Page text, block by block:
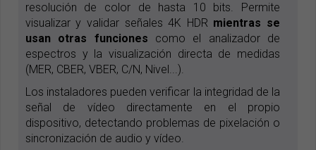
resolución de color de hasta 10 bits. Permite
visualizar y validar señales 4K HDR mientras se
usan otras funciones como el analizador de
espectros y la visualización directa de medidas
(MER, CBER, VBER, C/N, Nivel...).
Los instaladores pueden verificar la integridad de la
señal de vídeo directamente en el propio
dispositivo, detectando problemas de pixelación o
sincronización de audio y vídeo.